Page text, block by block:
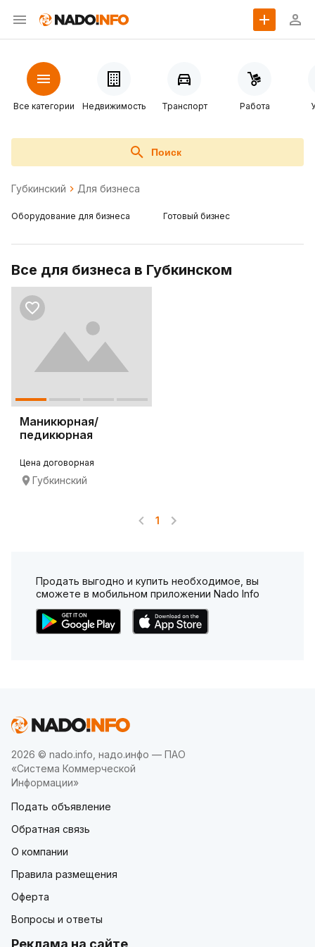
Все категории Недвижимость Транспорт Работа
Поиск
Губкинский Для бизнеса
Оборудование для бизнеса Готовый бизнес
Все для бизнеса в Губкинском
Маникюрная/
педикюрная
Alize
Цена договорная
Губкинский
1
Продать выгодно и купить необходимое, вы
сможете в мобильном приложении Nado Info
2026 © nado.info, надо.инфо — ПАО
«Система Коммерческой
Информации»
Подать объявление
Обратная связь
О компании
Правила размещения
Оферта
Вопросы и ответы
Реклама на сайте